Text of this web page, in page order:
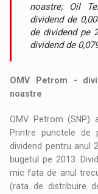
noastre; Oil
dividend de
de dividend pe
dividend de
OMV Petrom -
noastre
OMV Petrom (SNP)
Printre punctele de
dividend pentru anul
bugetul pe 2013.
mic fata de anul
(rata de distribuire